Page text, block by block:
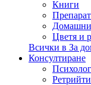
Книги
Домашни
Цветя и
Всички в За
Консултиране
Ретрийти